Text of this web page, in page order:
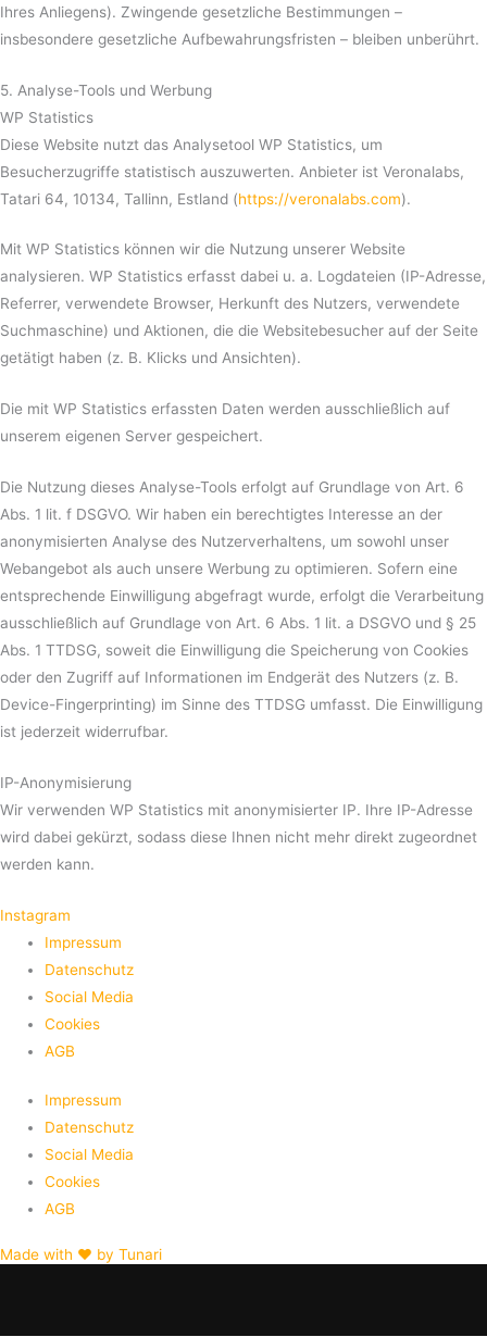
Ihres Anliegens). Zwingende gesetzliche Bestimmungen –
insbesondere gesetzliche Aufbewahrungsfristen – bleiben unberührt.
5. Analyse-Tools und Werbung
WP Statistics
Diese Website nutzt das Analysetool WP Statistics, um
Besucherzugriffe statistisch auszuwerten. Anbieter ist Veronalabs,
Tatari 64, 10134, Tallinn, Estland (https://veronalabs.com).
Mit WP Statistics können wir die Nutzung unserer Website
analysieren. WP Statistics erfasst dabei u. a. Logdateien (IP-Adresse,
Referrer, verwendete Browser, Herkunft des Nutzers, verwendete
Suchmaschine) und Aktionen, die die Websitebesucher auf der Seite
getätigt haben (z. B. Klicks und Ansichten).
Die mit WP Statistics erfassten Daten werden ausschließlich auf
unserem eigenen Server gespeichert.
Die Nutzung dieses Analyse-Tools erfolgt auf Grundlage von Art. 6
Abs. 1 lit. f DSGVO. Wir haben ein berechtigtes Interesse an der
anonymisierten Analyse des Nutzerverhaltens, um sowohl unser
Webangebot als auch unsere Werbung zu optimieren. Sofern eine
entsprechende Einwilligung abgefragt wurde, erfolgt die Verarbeitung
ausschließlich auf Grundlage von Art. 6 Abs. 1 lit. a DSGVO und § 25
Abs. 1 TTDSG, soweit die Einwilligung die Speicherung von Cookies
oder den Zugriff auf Informationen im Endgerät des Nutzers (z. B.
Device-Fingerprinting) im Sinne des TTDSG umfasst. Die Einwilligung
ist jederzeit widerrufbar.
IP-Anonymisierung
Wir verwenden WP Statistics mit anonymisierter IP. Ihre IP-Adresse
wird dabei gekürzt, sodass diese Ihnen nicht mehr direkt zugeordnet
werden kann.
Instagram
Impressum
Datenschutz
Social Media
Cookies
AGB
Impressum
Datenschutz
Social Media
Cookies
AGB
Made with ♥ by Tunari